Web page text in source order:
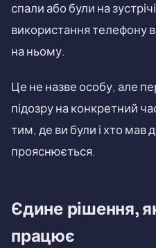
спали або були на
використання телефону
на ньому.
Це не назве особу, але
підозру на конкретний
тим, де ви були і хто мав
прояснюється.
Єдине рішення,
працює